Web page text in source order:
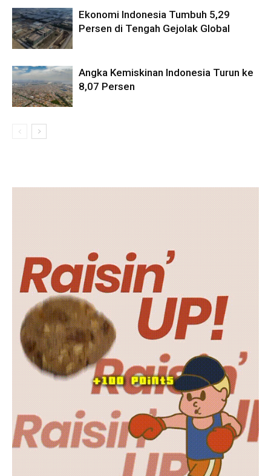
Ekonomi Indonesia Tumbuh 5,29
Persen di Tengah Gejolak Global
Angka Kemiskinan Indonesia Turun ke
8,07 Persen